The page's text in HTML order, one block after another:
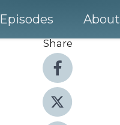
Episodes About
Share